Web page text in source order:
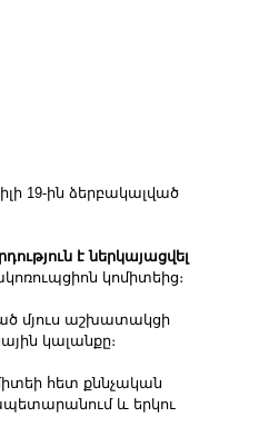
19-ին ձերբակալված
է ներկայացվել
կոմիտեից։
մյուս աշխատակցի
կալանքը։
հետ քննչական
և երկու